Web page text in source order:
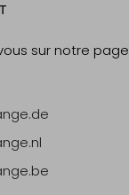
sur notre page